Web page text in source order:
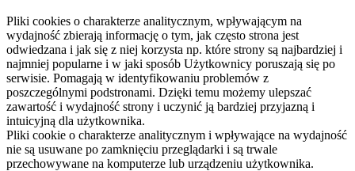
Pliki cookies o charakterze analitycznym, wpływającym na
wydajność zbierają informację o tym, jak często strona jest
odwiedzana i jak się z niej korzysta np. które strony są najbardziej i
najmniej popularne i w jaki sposób Użytkownicy poruszają się po
serwisie. Pomagają w identyfikowaniu problemów z
poszczególnymi podstronami. Dzięki temu możemy ulepszać
zawartość i wydajność strony i uczynić ją bardziej przyjazną i
intuicyjną dla użytkownika.
Pliki cookie o charakterze analitycznym i wpływające na wydajność
nie są usuwane po zamknięciu przeglądarki i są trwale
przechowywane na komputerze lub urządzeniu użytkownika.